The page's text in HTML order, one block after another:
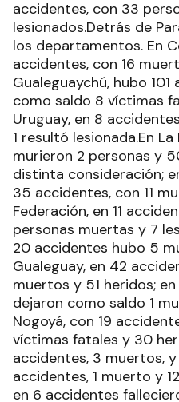
accidentes, con 33
lesionados.Detrás de
los departamentos. En
accidentes, con 16
Gualeguaychú, hubo
como saldo 8 víctimas
Uruguay, en 8
1 resultó lesionada.En
murieron 2 personas y
distinta consideración;
35 accidentes, con 11
Federación, en 11
personas muertas y 7
20 accidentes hubo 5
Gualeguay, en 42
muertos y 51 heridos;
dejaron como saldo 1
Nogoyá, con 19
víctimas fatales y 30
accidentes, 3 muertos,
accidentes, 1 muerto y
en 6 accidentes